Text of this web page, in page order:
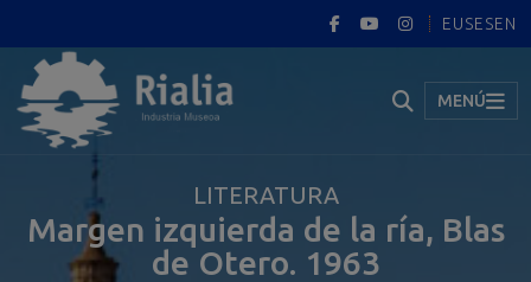
EUSESEN
MENÚ
LITERATURA
Margen izquierda de la ría, Blas
de Otero. 1963